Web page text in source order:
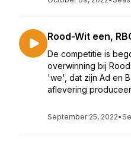
Rood-Wit een,
De competitie is
overwinning bij
'we', dat zijn Ad en
aflevering
September 25, 2022•